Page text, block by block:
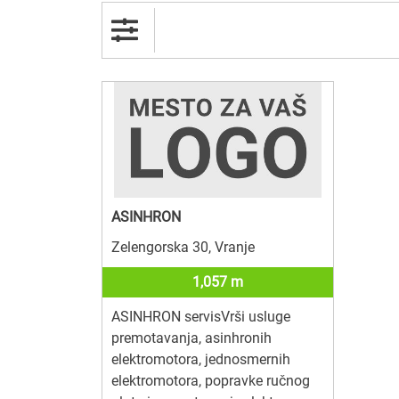
ASINHRON
Zelengorska 30, Vranje
1,057 m
ASINHRON servisVrši usluge
premotavanja, asinhronih
elektromotora, jednosmernih
elektromotora, popravke ručnog